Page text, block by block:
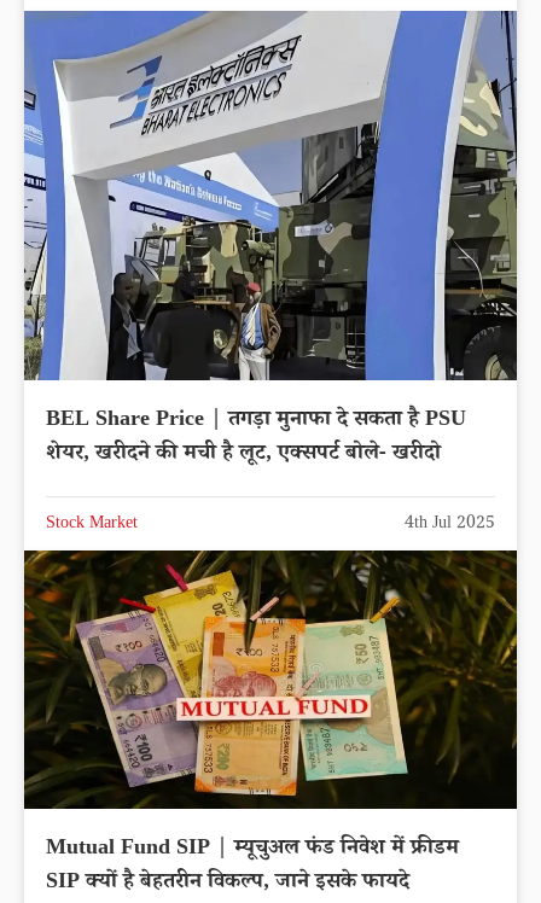
BEL Share Price | तगड़ा मुनाफा दे सकता है PSU
शेयर, खरीदने की मची है लूट, एक्सपर्ट बोले- खरीदो
Stock Market 4th Jul 2025
Mutual Fund SIP | म्यूचुअल फंड निवेश में फ्रीडम
SIP क्यों है बेहतरीन विकल्प, जाने इसके फायदे